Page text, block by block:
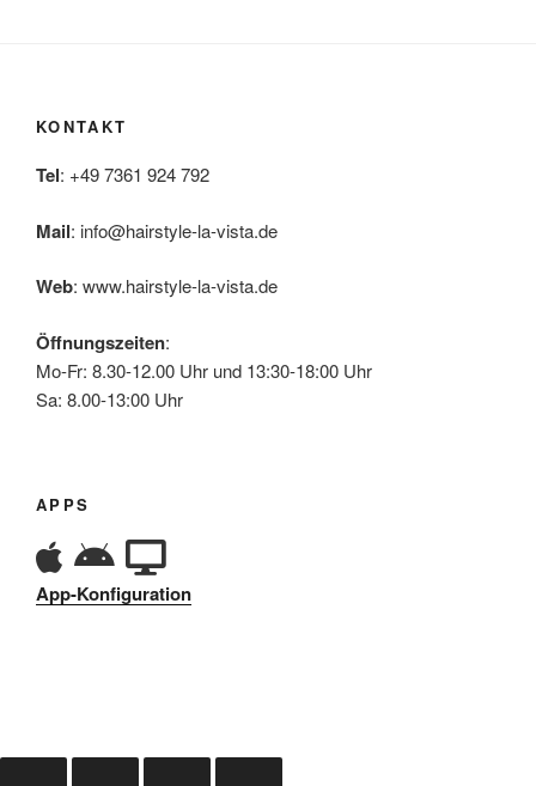
KONTAKT
Tel: +49 7361 924 792
Mail: info@hairstyle-la-vista.de
Web: www.hairstyle-la-vista.de
Öffnungszeiten:
Mo-Fr: 8.30-12.00 Uhr und 13:30-18:00 Uhr
Sa: 8.00-13:00 Uhr
APPS
App-Konfiguration